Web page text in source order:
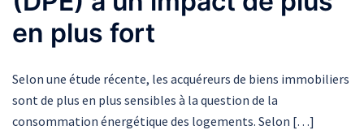
en plus fort
Selon une étude récente, les acquéreurs de biens immobiliers
sont de plus en plus sensibles à la question de la
consommation énergétique des logements. Selon […]